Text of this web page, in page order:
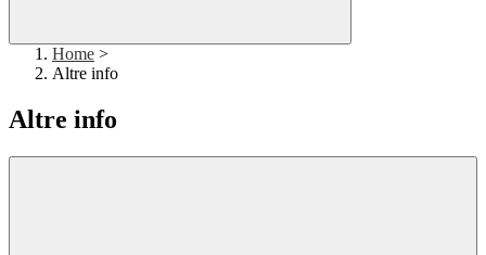
Home >
Altre info
Altre info